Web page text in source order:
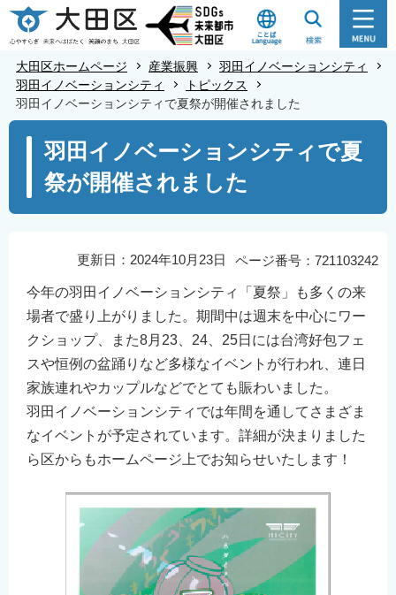
こ
の
の
大田区ホームページ 産業振興
羽田イノベーションシティ
羽田イノベーションシティ
トピックス
羽田イノベーションシティで夏祭が開催されました
羽田イノベーションシティで夏
祭が開催されました
ページ番号：721103242
更新日：2024年10月23日
今年の羽田イノベーションシティ「夏祭」も多くの来
場者で盛り上がりました。期間中は週末を中心にワー
クショップ、また8月23、24、25日には台湾好包フェ
スや恒例の盆踊りなど多様なイベントが行われ、連日
家族連れやカップルなどでとても賑わいました。
羽田イノベーションシティでは年間を通してさまざま
なイベントが予定されています。詳細が決まりました
ら区からもホームページ上でお知らせいたします！